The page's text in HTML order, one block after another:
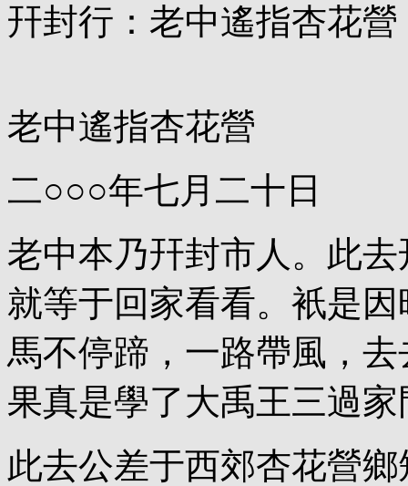
幵封行：老中遙指杏花
老中遙指杏花營
二○○○年七月二十日
老中本乃幵封市人。此
就等于回家看看。衹是
馬不停蹄，一路帶風，
果真是學了大禹王三過
此去公差于西郊杏花營